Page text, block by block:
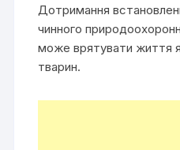
Дотримання
чинного
може врятувати життя
тварин.